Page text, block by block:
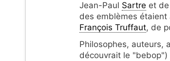
Jean-Paul Sartre et
des emblèmes étaient
François Truffaut, de
Philosophes, auteurs,
découvrait le